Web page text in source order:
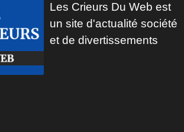
Les Crieurs Du Web est
un site d'actualité société
et de divertissements